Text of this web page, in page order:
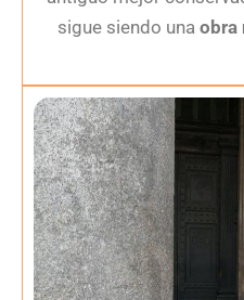
sigue siendo una obra